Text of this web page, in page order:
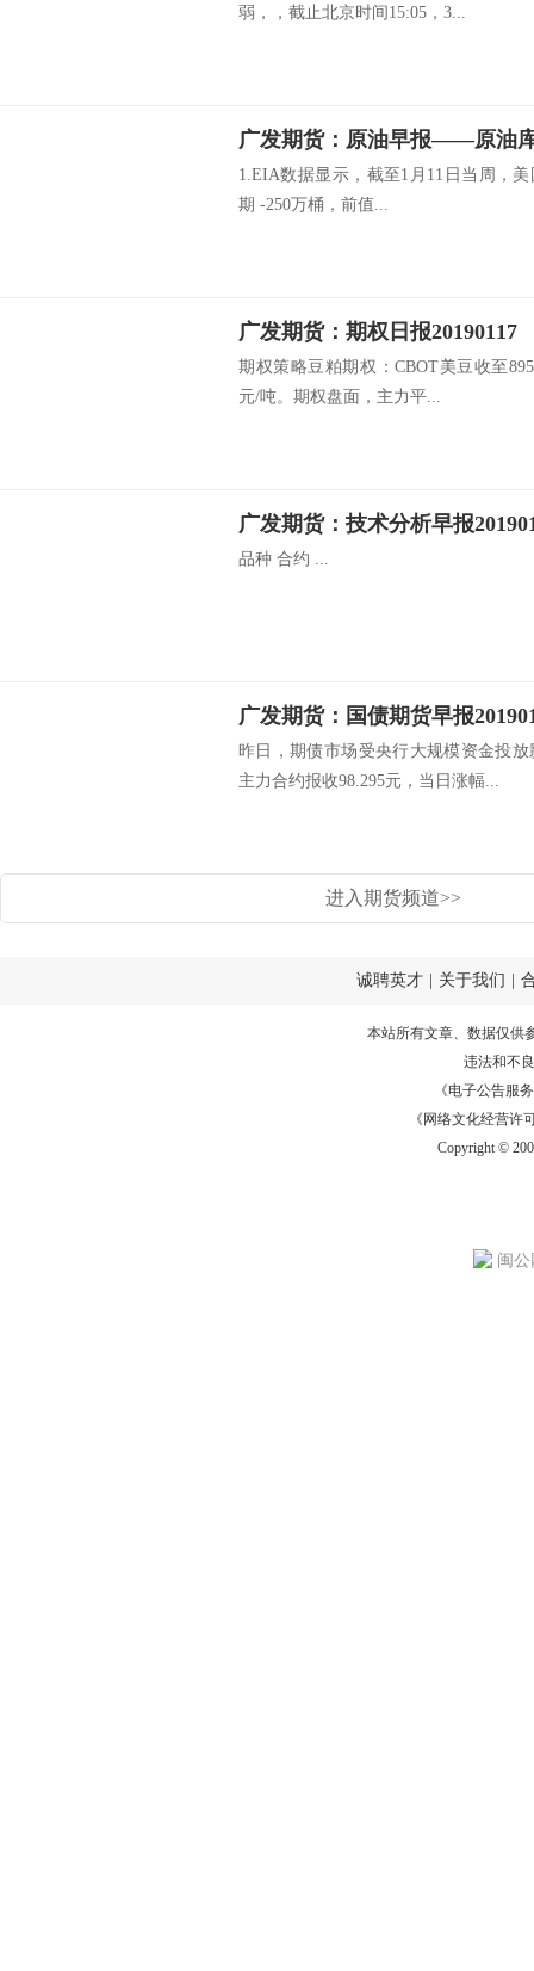
弱，，截止北京时间15:05，3...
1.EIA数据显示，截至1月11日当周，
期 -250万桶，前值...
广发期货：期权日报20190117
期权策略豆粕期权：CBOT美豆收至
元/吨。期权盘面，主力平...
广发期货：技术分析早报
品种 合约 ...
昨日，期债市场受央行大规模资金投
主力合约报收98.295元，当日涨幅...
进入期货频道>>
诚聘英才 关于我们
本站所有文章、数据仅供
违法和不
《电子公告服务
《网络文化经营许
Copyright ©
闽公